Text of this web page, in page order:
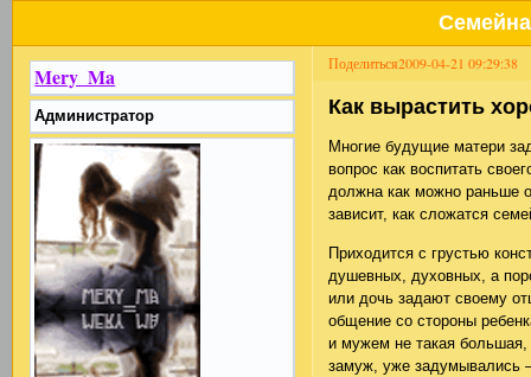
Поделиться2009-04-21 09:29:38
Mery_Ma
Администратор Как вырастить
Многие будущие матери
вопрос как воспитать
должна как можно раньше
зависит, как сложатся
Приходится с грустью
душевных, духовных, а
или дочь задают своему
общение со стороны
и мужем не такая
замуж, уже задумывались